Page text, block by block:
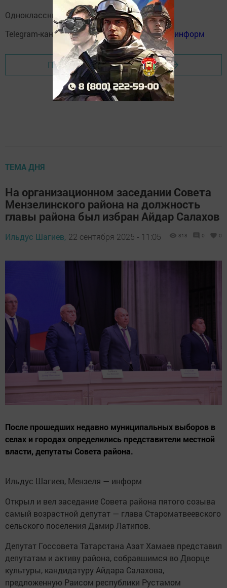
Одноклассники:ok.ru/menzelinsk
Telegram-канал:Мензелинск news - Мензеля-информ
Перейти на страницу новости
ТЕМА ДНЯ
На организационном заседании Совета
Мензелинского района на должность
главы района был избран Айдар Салахов
Ильдус Шагиев, 22 сентября 2025 - 11:05 818 0 0
После прошедших недавно муниципальных выборов в
селах и городах определились представители местной
власти, депутаты Совета района.
Ильдус Шагиев, Мензеля — информ
Открыл и вел заседание Совета района пятого созыва
самый возрастной депутат — глава Староматвеевского
сельского поселения Дамир Латипов.
Депутат Госсовета Татарстана Азат Хамаев представил
депутатам и активу района, собравшимся во Дворце
культуры, кандидатуру Айдара Салахова,
предложенную Раисом республики Рустамом